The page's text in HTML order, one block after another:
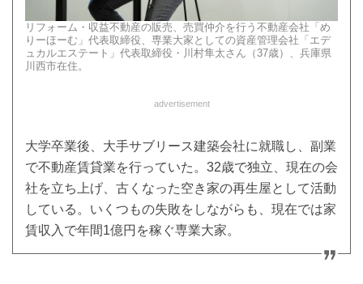
リフォーム・収益不動産の販売、売買仲介を行う不動産会社「め
りーほーむ」代表取締役、専業大家としての資産管理会社「エデ
ュカルエステート」代表取締役・川村隼太さん（37歳）、兵庫県
川西市在住。
advertisement
大学卒業後、大手サブリース建築会社に就職し、副業
で不動産賃貸業を行っていた。32歳で独立、現在の会
社を立ち上げ、古くなった空き家の再生屋として活動
している。いくつもの失敗をしながらも、現在では家
賃収入で年間1億円を稼ぐ専業大家。